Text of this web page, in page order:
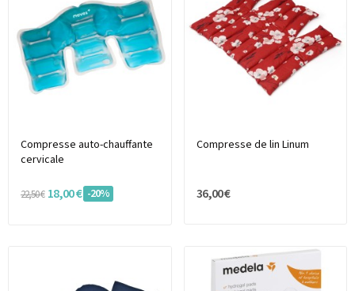
Compresse auto-chauffante
cervicale
22,50 € 18,00 € -20%
Compresse de lin Linum
36,00 €